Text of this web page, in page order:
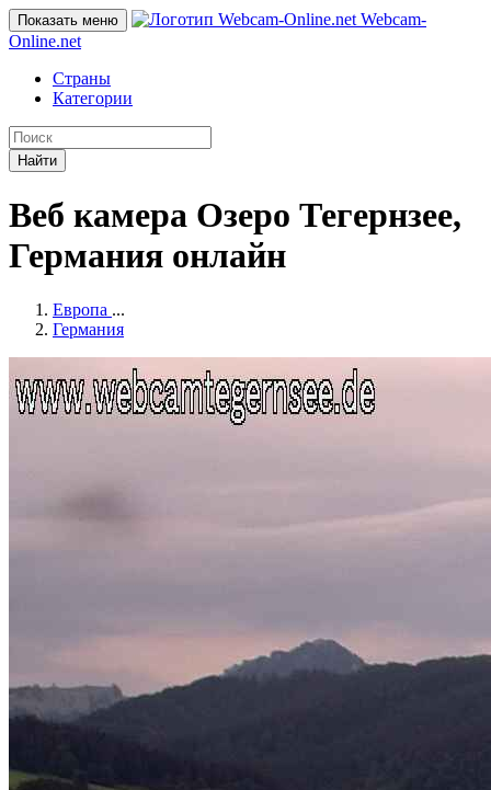
Показать меню
Webcam-
Online.net
Страны
Категории
Найти
Веб камера Озеро Тегернзее,
Германия онлайн
Европа ...
Германия